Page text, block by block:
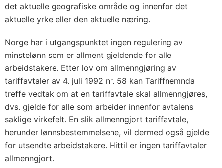
det aktuelle geografiske område og innenfor det
aktuelle yrke eller den aktuelle næring.
Norge har i utgangspunktet ingen regulering av
minstelønn som er allment gjeldende for alle
arbeidstakere. Etter lov om allmenngjøring av
tariffavtaler av 4. juli 1992 nr. 58 kan Tariffnemnda
treffe vedtak om at en tariffavtale skal allmenngjøres,
dvs. gjelde for alle som arbeider innenfor avtalens
saklige virkefelt. En slik allmenngjort tariffavtale,
herunder lønnsbestemmelsene, vil dermed også gjelde
for utsendte arbeidstakere. Hittil er ingen tariffavtaler
allmenngjort.